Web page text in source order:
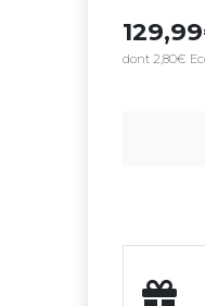
dont 2,80€